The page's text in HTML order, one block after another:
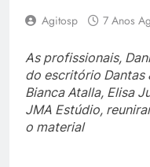
Agitosp 7 Anos
As profissionais,
do escritório Dantas
Bianca Atalla, Elisa
JMA Estúdio,
o material